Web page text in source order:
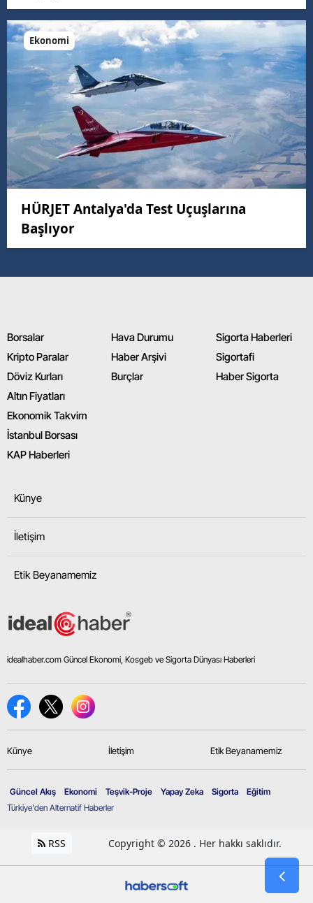
Ekonomi
HÜRJET Antalya'da Test Uçuşlarına
Başlıyor
Borsalar
Kripto Paralar
Döviz Kurları
Altın Fiyatları
Ekonomik Takvim
İstanbul Borsası
KAP Haberleri
Hava Durumu
Haber Arşivi
Burçlar
Sigorta Haberleri
Sigortafi
Haber Sigorta
Künye
İletişim
Etik Beyanamemiz
idealhaber.com Güncel Ekonomi, Kosgeb ve Sigorta Dünyası Haberleri
Künye İletişim Etik Beyanamemiz
Türkiye'den Alternatif Haberler
Güncel Akış Ekonomi Teşvik-Proje Yapay Zeka Sigorta Eğitim
RSS Copyright © 2026 . Her hakkı saklıdır.